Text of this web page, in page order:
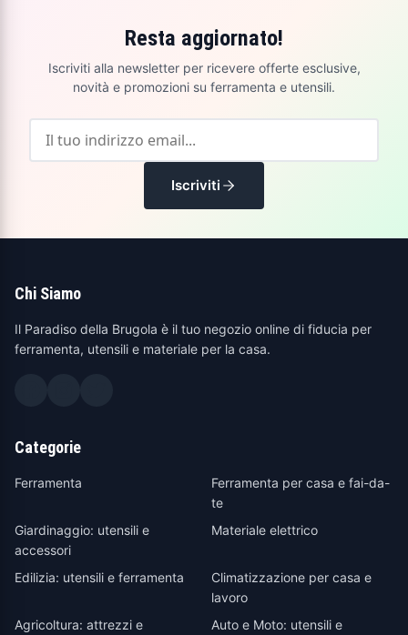
Resta aggiornato!
Iscriviti alla newsletter per ricevere offerte esclusive,
novità e promozioni su ferramenta e utensili.
Iscriviti
Chi Siamo
Il Paradiso della Brugola è il tuo negozio online di fiducia per
ferramenta, utensili e materiale per la casa.
Categorie
Ferramenta
Ferramenta per casa e fai-da-
te
Giardinaggio: utensili e
accessori
Materiale elettrico
Edilizia: utensili e ferramenta
Climatizzazione per casa e
lavoro
Agricoltura: attrezzi e
Auto e Moto: utensili e